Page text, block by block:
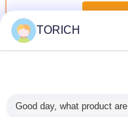
LebihBaja karbon
TORICH
Good day, what product